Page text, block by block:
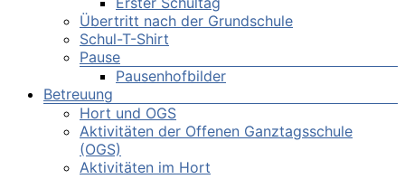
Übertritt nach der Grundschule
Schul-T-Shirt
Pause
Pausenhofbilder
Betreuung
Hort und OGS
Aktivitäten der Offenen Ganztagsschule
(OGS)
Aktivitäten im Hort